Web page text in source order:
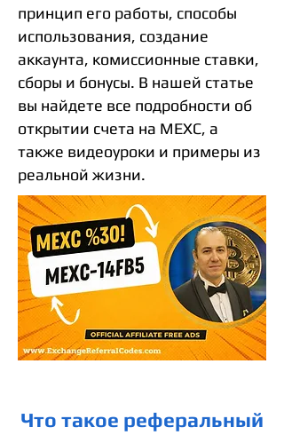
принцип его работы, способы
использования, создание
аккаунта, комиссионные ставки,
сборы и бонусы. В нашей статье
вы найдете все подробности об
открытии счета на MEXC, а
также видеоуроки и примеры из
реальной жизни.
Что такое реферальный